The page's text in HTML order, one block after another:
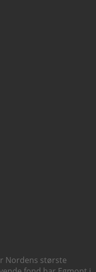
Nordens største